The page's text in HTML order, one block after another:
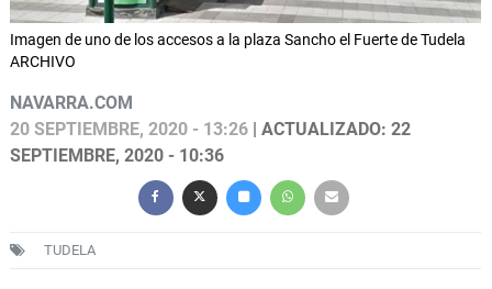
Imagen de uno de los accesos a la plaza Sancho el Fuerte de Tudela
ARCHIVO
NAVARRA.COM
20 SEPTIEMBRE, 2020 - 13:26 | ACTUALIZADO: 22
SEPTIEMBRE, 2020 - 10:36
TUDELA